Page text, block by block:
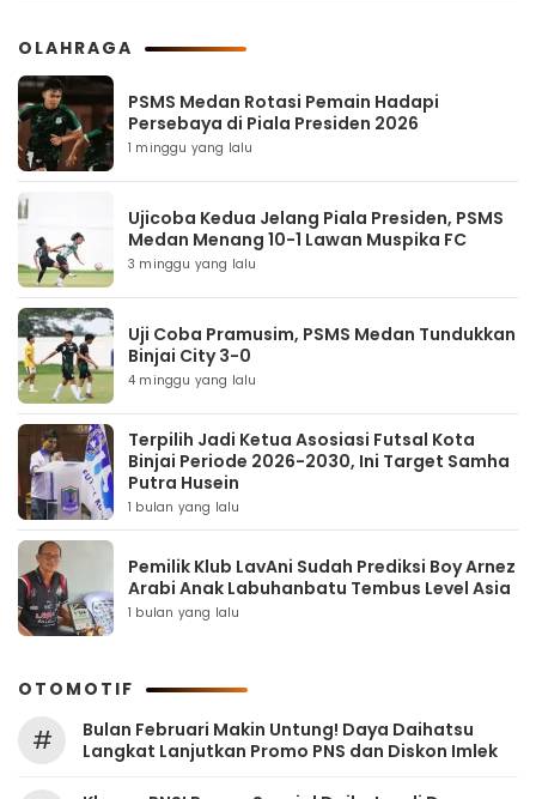
OLAHRAGA
PSMS Medan Rotasi Pemain Hadapi
Persebaya di Piala Presiden 2026
1 minggu yang lalu
Ujicoba Kedua Jelang Piala Presiden, PSMS
Medan Menang 10-1 Lawan Muspika FC
3 minggu yang lalu
Uji Coba Pramusim, PSMS Medan Tundukkan
Binjai City 3-0
4 minggu yang lalu
Terpilih Jadi Ketua Asosiasi Futsal Kota
Binjai Periode 2026-2030, Ini Target Samha
Putra Husein
1 bulan yang lalu
Pemilik Klub LavAni Sudah Prediksi Boy Arnez
Arabi Anak Labuhanbatu Tembus Level Asia
1 bulan yang lalu
OTOMOTIF
#
Bulan Februari Makin Untung! Daya Daihatsu
Langkat Lanjutkan Promo PNS dan Diskon Imlek